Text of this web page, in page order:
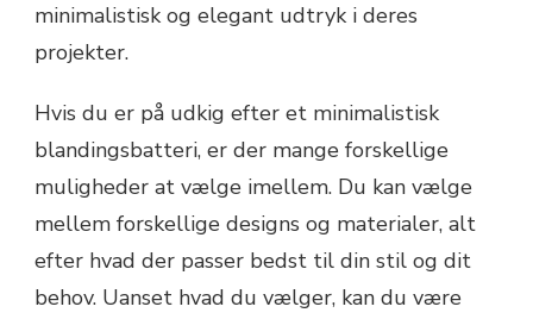
minimalistisk og elegant udtryk i deres
projekter.
Hvis du er på udkig efter et minimalistisk
blandingsbatteri, er der mange forskellige
muligheder at vælge imellem. Du kan vælge
mellem forskellige designs og materialer, alt
efter hvad der passer bedst til din stil og dit
behov. Uanset hvad du vælger, kan du være